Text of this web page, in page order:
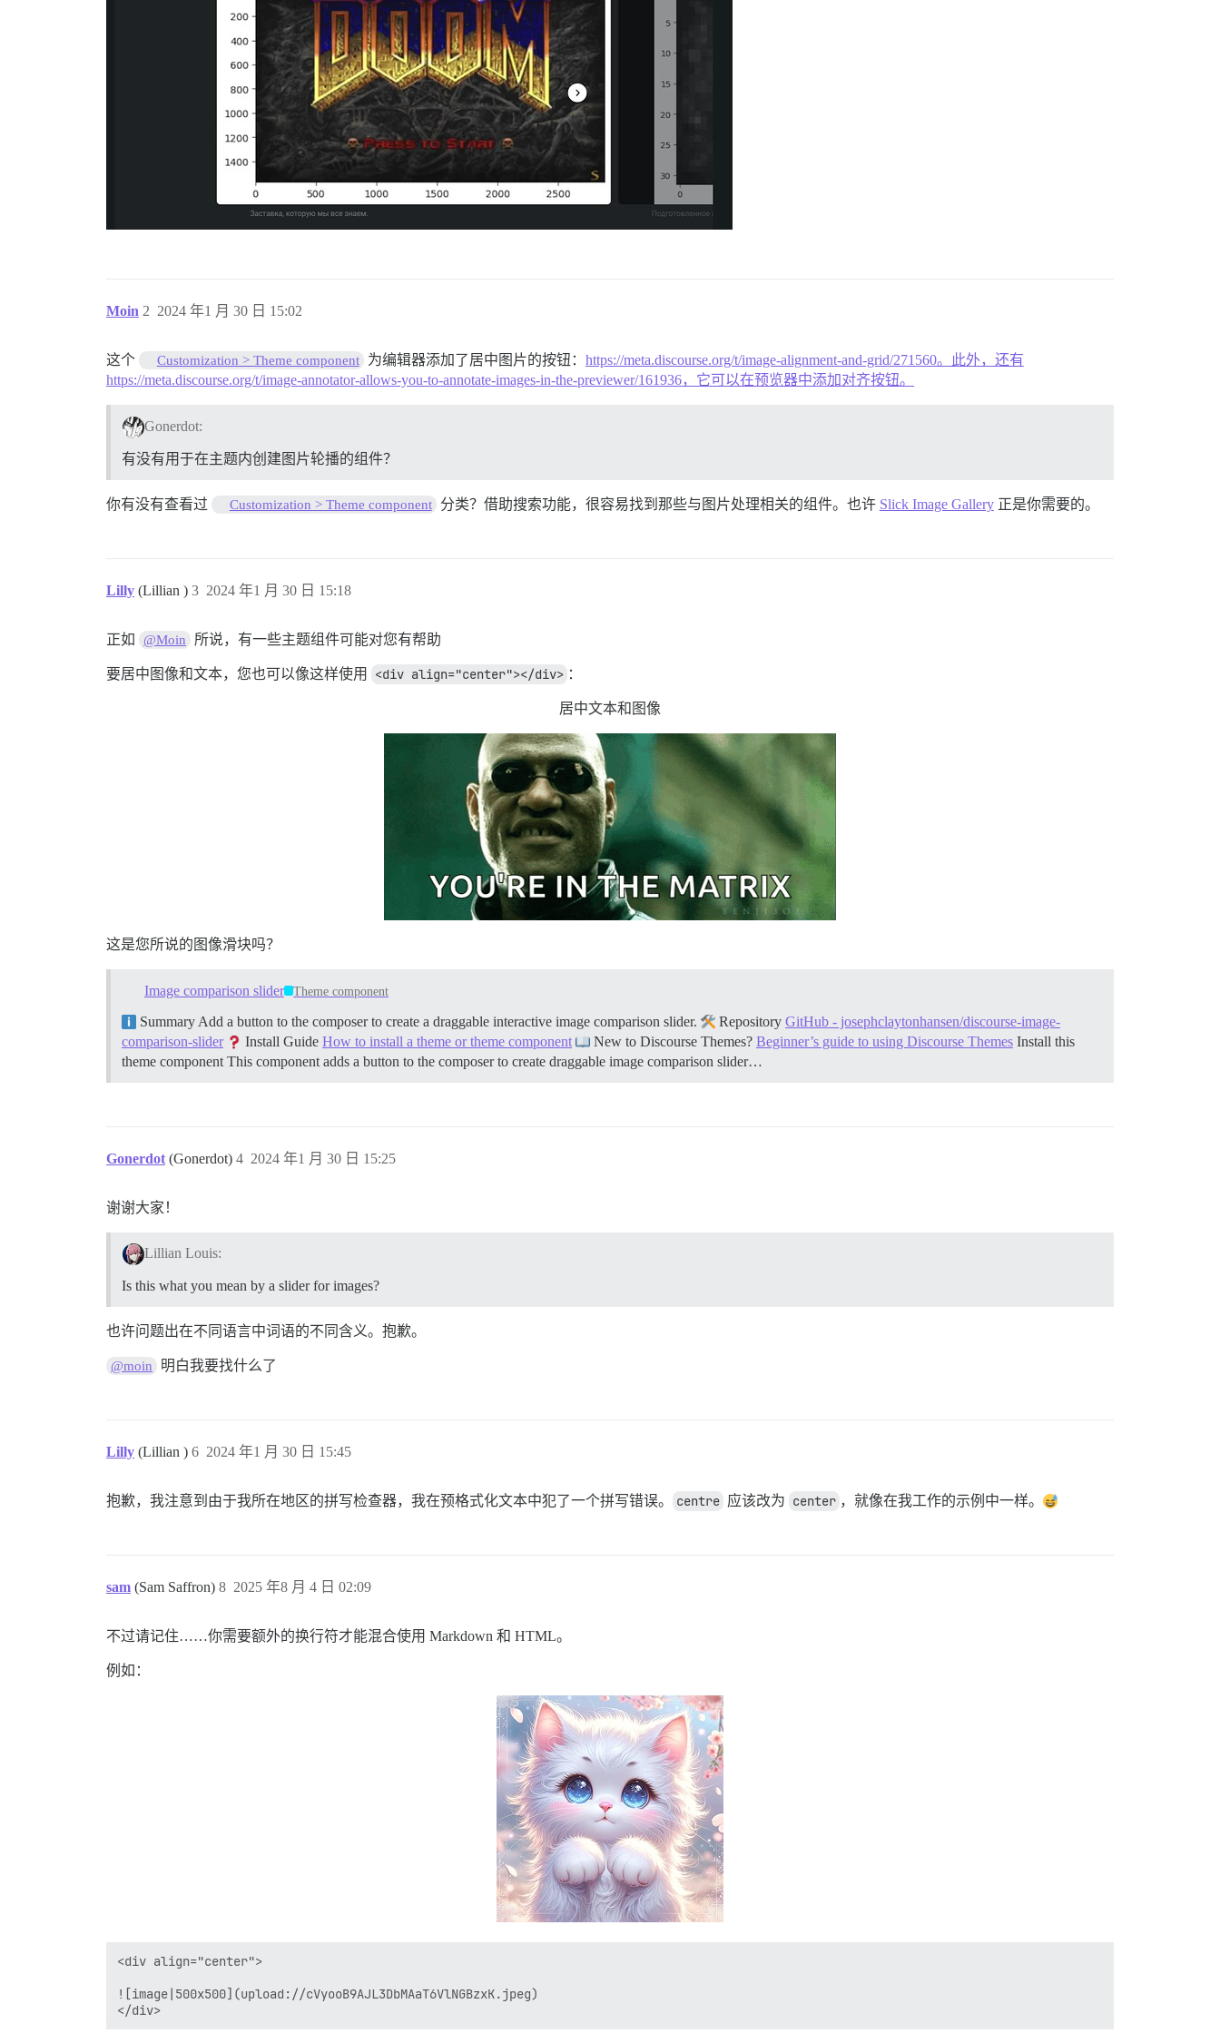
Moin 2024 年1 月 30 日 15:02
2
这个 Customization > Theme component 为编辑器添加了居中图片的按钮： https://meta.discourse.org/t/image-alignment-and-grid/271560。此外，还有
https://meta.discourse.org/t/image-annotator-allows-you-to-annotate-images-in-the-previewer/161936，它可以在预览器中添加对齐按钮。
Gonerdot:
有没有用于在主题内创建图片轮播的组件？
你有没有查看过 Customization > Theme component 分类？借助搜索功能，很容易找到那些与图片处理相关的组件。也许 Slick Image Gallery正是你需要的。
Lilly (Lillian ) 2024 年1 月 30 日 15:18
3
正如 @Moin 所说，有一些主题组件可能对您有帮助
要居中图像和文本，您也可以像这样使用 <div align="center"></div> ：
居中文本和图像
这是您所说的图像滑块吗？
Image comparison slider Theme component
Summary Add a button to the composer to create a draggable interactive image comparison slider. Repository GitHub - josephclaytonhansen/discourse-image-
comparison-slider
Install Guide How to install a theme or theme component New to Discourse Themes? Beginner’s guide to using Discourse Themes Install this
theme component This component adds a button to the composer to create draggable image comparison slider…
Gonerdot (Gonerdot) 2024 年1 月 30 日 15:25
4
谢谢大家！
Lillian Louis:
Is this what you mean by a slider for images?
也许问题出在不同语言中词语的不同含义。抱歉。
@moin 明白我要找什么了
Lilly (Lillian ) 2024 年1 月 30 日 15:45
6
抱歉，我注意到由于我所在地区的拼写检查器，我在预格式化文本中犯了一个拼写错误。 centre 应该改为 center ，就像在我工作的示例中一样。
sam (Sam Saffron) 2025 年8 月 4 日 02:09
8
不过请记住……你需要额外的换行符才能混合使用 Markdown 和 HTML。
例如：
<div align="center">
![image|500x500](upload://cVyooB9AJL3DbMAaT6VlNGBzxK.jpeg)